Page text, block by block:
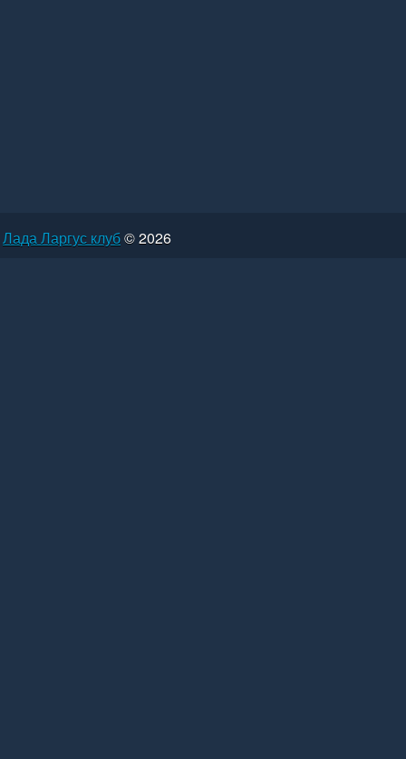
Лада Ларгус клуб© 2026